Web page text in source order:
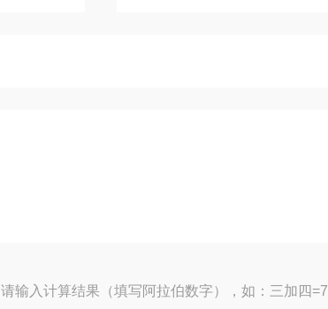
请输入计算结果（填写阿拉伯数字），如：三加四=7